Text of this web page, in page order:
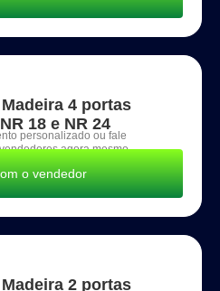
4 portas
18 e NR 24
personalizado ou fale
agora mesmo.
o vendedor
2 portas